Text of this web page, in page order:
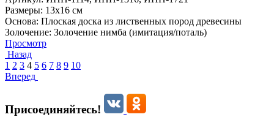
Размеры: 13x16 см
Основа: Плоская доска из лиственных пород древесины
Золочение: Золочение нимба (имитация/поталь)
Просмотр
Назад
1 2 3 4 5 6 7 8 9 10
Вперед
Присоединяйтесь!